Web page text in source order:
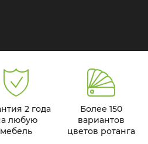
2 года
любую
мебель
Более 150
вариантов
цветов ротанга